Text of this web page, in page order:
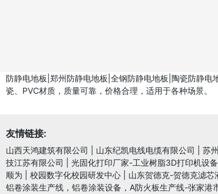
防静电地板|郑州防静电地板|全钢防静电地板|陶瓷防静电
瓷、PVC材质，质量可靠，价格合理，适用于各种场景。
友情链接:
山西天鸿建筑有限公司 山东纪凯电线电缆有限公司 苏
技江苏有限公司
光固化打印厂家-工业树脂3D打印机设
顺为
校园数字化校园研发中心 山东贺德克-贺德克滤
铝卷涂装生产线，铝卷涂装设备，A防火板生产线-张家港